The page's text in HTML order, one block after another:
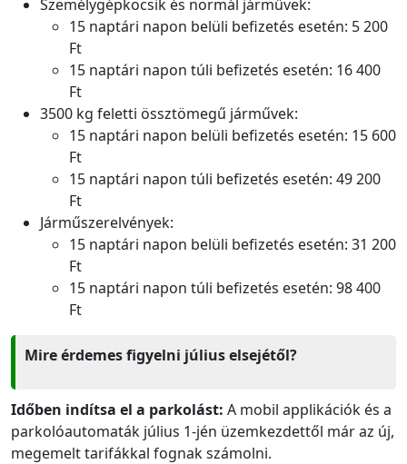
Személygépkocsik és normál járművek:
15 naptári napon belüli befizetés esetén: 5 200
Ft
15 naptári napon túli befizetés esetén: 16 400
Ft
3500 kg feletti össztömegű járművek:
15 naptári napon belüli befizetés esetén: 15 600
Ft
15 naptári napon túli befizetés esetén: 49 200
Ft
Járműszerelvények:
15 naptári napon belüli befizetés esetén: 31 200
Ft
15 naptári napon túli befizetés esetén: 98 400
Ft
Mire érdemes figyelni július elsejétől?
Időben indítsa el a parkolást: A mobil applikációk és a
parkolóautomaták július 1-jén üzemkezdettől már az új,
megemelt tarifákkal fognak számolni.